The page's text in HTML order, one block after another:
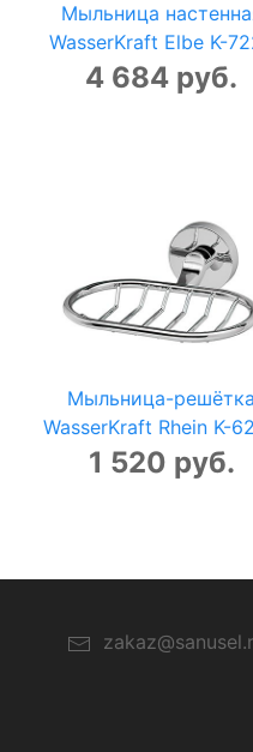
Мыльница
WasserKraft Elbe K-
4 684 руб.
Мыльница-решётка
WasserKraft Rhein K-
1 520 руб.